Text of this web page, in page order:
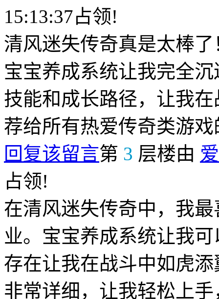
15:13:37占领!
清风迷失传奇真是太棒
宝宝养成系统让我完全
技能和成长路径，让我
荐给所有热爱传奇类游
回复该留言第 3 层楼由
占领!
在清风迷失传奇中，我
业。宝宝养成系统让我
存在让我在战斗中如虎
非常详细，让我轻松上